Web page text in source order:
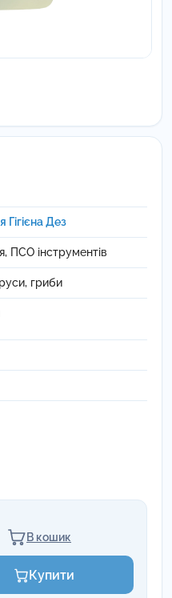
Гігієна Дез
ПСО інструментів
гриби
В кошик
Купити